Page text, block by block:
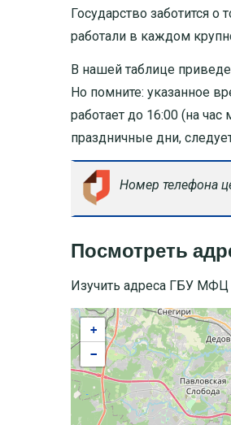
Государство заботится
работали в каждом
В нашей таблице
Но помните: указанное
работает до 16:00 (на
праздничные дни,
Номер телефона
Посмотреть
Изучить адреса ГБУ МФЦ
+
−